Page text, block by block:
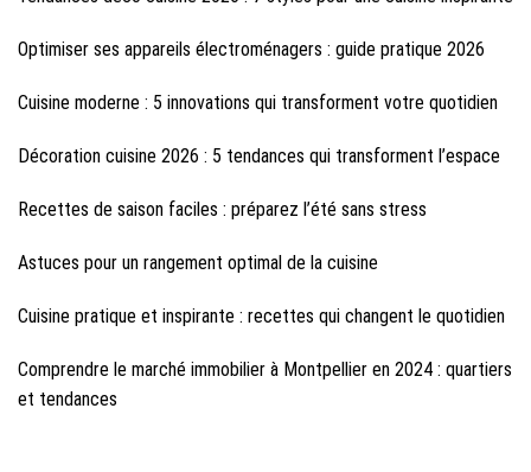
Optimiser ses appareils électroménagers : guide pratique 2026
Cuisine moderne : 5 innovations qui transforment votre quotidien
Décoration cuisine 2026 : 5 tendances qui transforment l’espace
Recettes de saison faciles : préparez l’été sans stress
Astuces pour un rangement optimal de la cuisine
Cuisine pratique et inspirante : recettes qui changent le quotidien
Comprendre le marché immobilier à Montpellier en 2024 : quartiers
et tendances